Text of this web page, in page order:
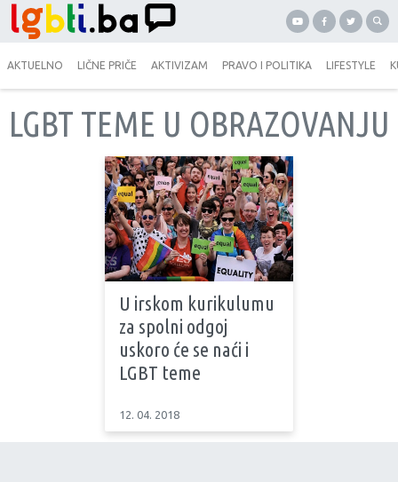
AKTUELNO LIČNE PRIČE AKTIVIZAM PRAVO I POLITIKA LIFESTYLE
LGBT TEME U OBRAZOVANJU
U irskom kurikulumu
za spolni odgoj
uskoro će se naći i
LGBT teme
12. 04. 2018